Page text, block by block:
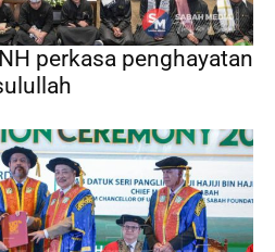
perkasa penghayatan